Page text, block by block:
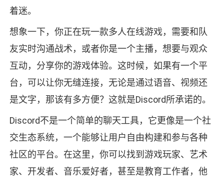
着迷。
想象一下，你正在玩一款多人在线游戏，需要和队
友实时沟通战术，或者你是一个主播，想要与观众
互动，分享你的游戏体验。这时候，如果有一个平
台，可以让你无缝连接，无论是通过语音、视频还
是文字，那该有多方便？这就是Discord所承诺的。
Discord不是一个简单的聊天工具，它更像是一个社
交生态系统，一个能够让用户自由构建和参与各种
社区的平台。在这里，你可以找到游戏玩家、艺术
家、开发者、音乐爱好者，甚至是教育工作者，他